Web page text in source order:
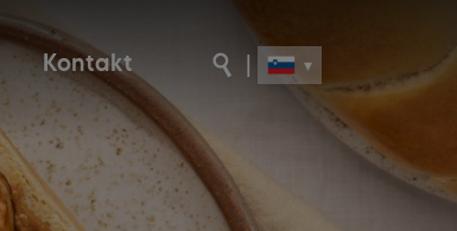
Kontakt